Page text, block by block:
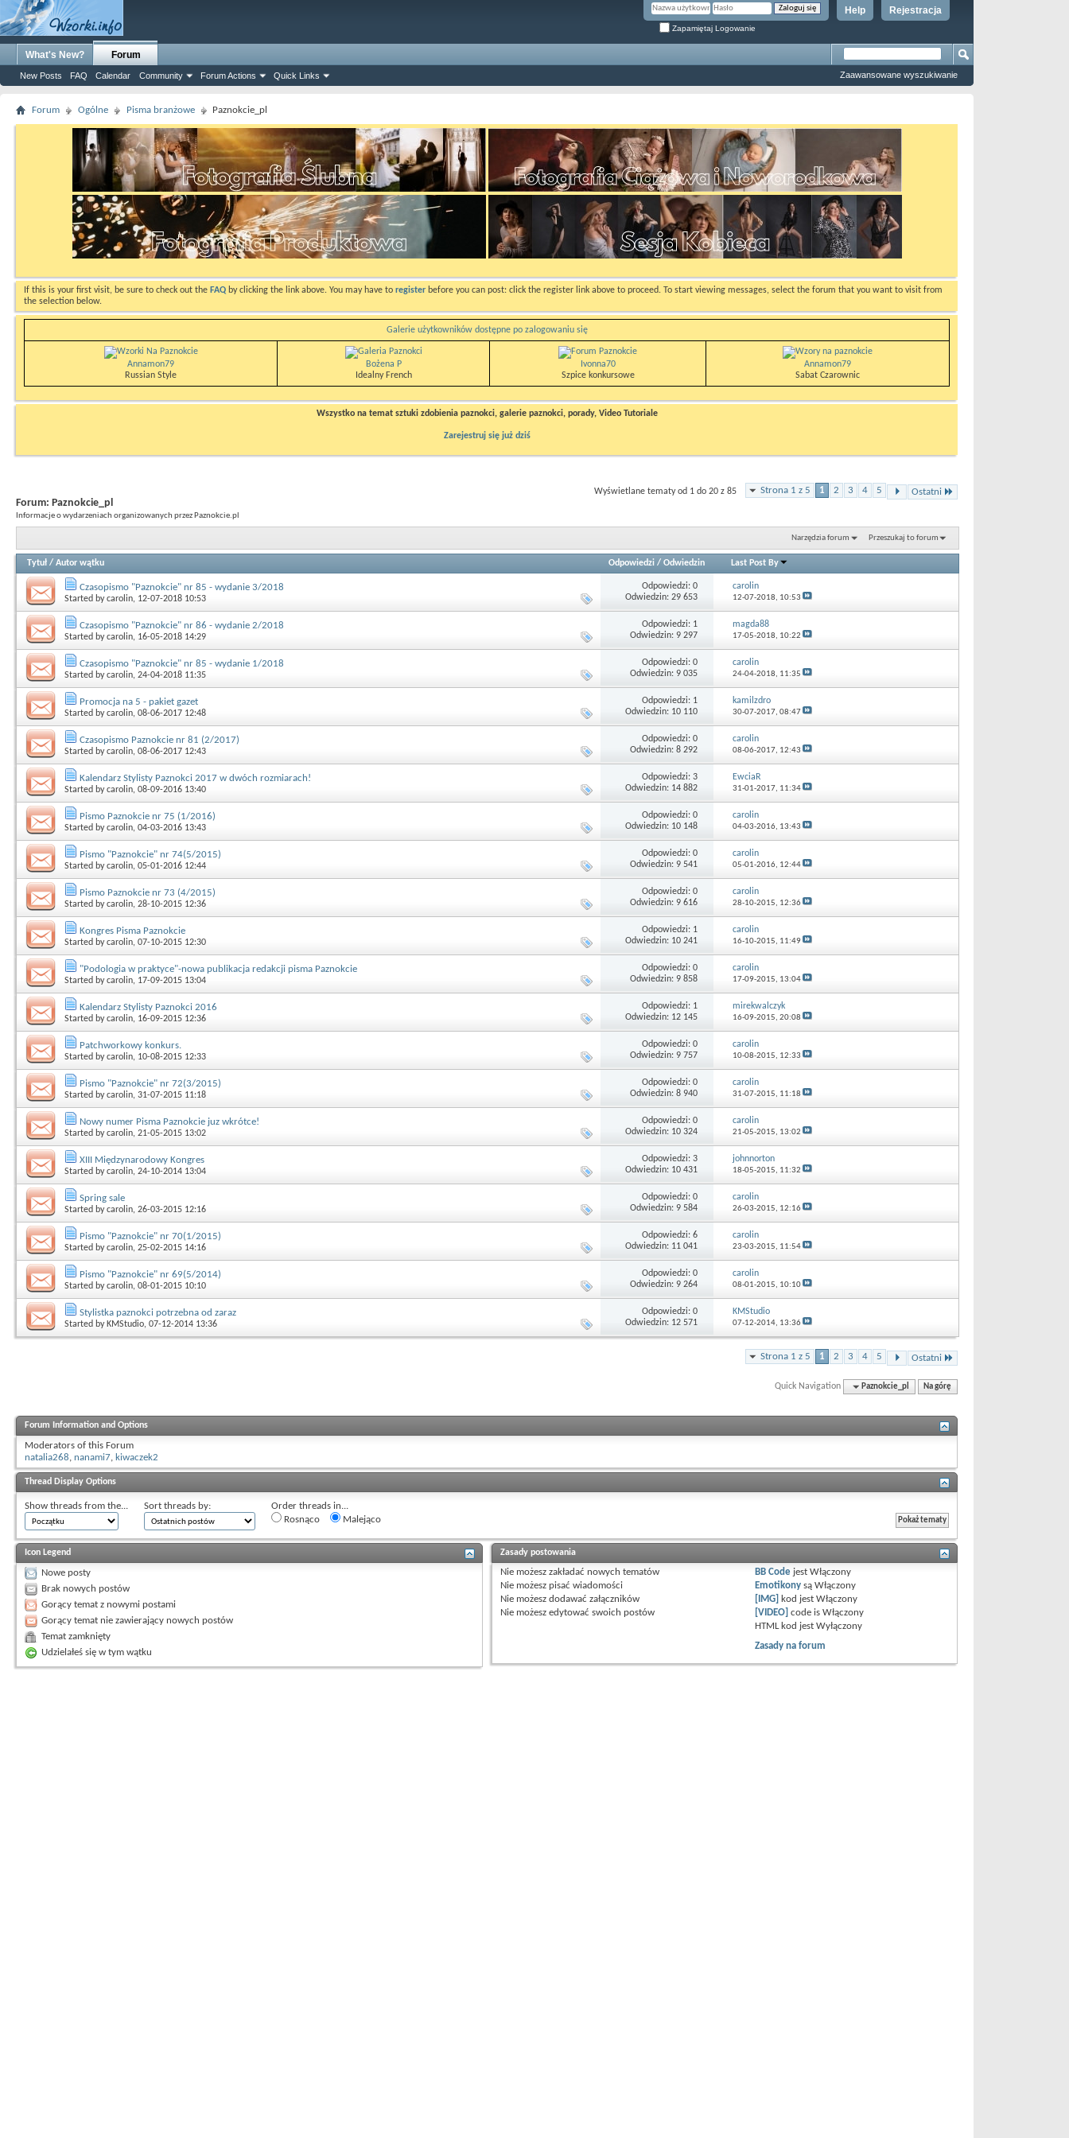
Rejestracja
Help
Zapamiętaj Logowanie
What's New? Forum
New Posts FAQ Calendar Community Forum Actions Quick Links Zaawansowane wyszukiwanie
Forum Ogólne Pisma branżowe Paznokcie_pl
If this is your first visit, be sure to check out the FAQ by clicking the link above. You may have to register before you can post: click the register link above to proceed. To start viewing messages, select the forum that you want to visit from
the selection below.
Galerie użytkowników dostępne po zalogowaniu się
Annamon79
Russian Style
Bożena P
Idealny French
Ivonna70
Szpice konkursowe
Annamon79
Sabat Czarownic
Wszystko na temat sztuki zdobienia paznokci, galerie paznokci, porady, Video Tutoriale
Zarejestruj się już dziś
Strona 1 z 5 1 2 3 4 5 Ostatni
Wyświetlane tematy od 1 do 20 z 85
Forum: Paznokcie_pl
Informacje o wydarzeniach organizowanych przez Paznokcie.pl
Narzędzia forum Przeszukaj to forum
Tytuł / Autor wątku Odpowiedzi/ Odwiedzin Last Post By
Czasopismo "Paznokcie" nr 85 - wydanie 3/2018
Started bycarolin, 12-07-2018 10:53
Odpowiedzi: 0
Odwiedzin: 29 653
carolin
12-07-2018, 10:53
Czasopismo "Paznokcie" nr 86 - wydanie 2/2018
Started bycarolin, 16-05-2018 14:29
Odpowiedzi: 1
Odwiedzin: 9 297
magda88
17-05-2018, 10:22
Czasopismo "Paznokcie" nr 85 - wydanie 1/2018
Started bycarolin, 24-04-2018 11:35
Odpowiedzi: 0
Odwiedzin: 9 035
carolin
24-04-2018, 11:35
Promocja na 5 - pakiet gazet
Started bycarolin, 08-06-2017 12:48
Odpowiedzi: 1
Odwiedzin: 10 110
kamilzdro
30-07-2017, 08:47
Czasopismo Paznokcie nr 81 (2/2017)
Started bycarolin, 08-06-2017 12:43
Odpowiedzi: 0
Odwiedzin: 8 292
carolin
08-06-2017, 12:43
Kalendarz Stylisty Paznokci 2017 w dwóch rozmiarach!
Started bycarolin, 08-09-2016 13:40
Odpowiedzi: 3
Odwiedzin: 14 882
EwciaR
31-01-2017, 11:34
Pismo Paznokcie nr 75 (1/2016)
Started bycarolin, 04-03-2016 13:43
Odpowiedzi: 0
Odwiedzin: 10 148
carolin
04-03-2016, 13:43
Pismo "Paznokcie" nr 74(5/2015)
Started bycarolin, 05-01-2016 12:44
Odpowiedzi: 0
Odwiedzin: 9 541
carolin
05-01-2016, 12:44
Pismo Paznokcie nr 73 (4/2015)
Started bycarolin, 28-10-2015 12:36
Odpowiedzi: 0
Odwiedzin: 9 616
carolin
28-10-2015, 12:36
Kongres Pisma Paznokcie
Started bycarolin, 07-10-2015 12:30
Odpowiedzi: 1
Odwiedzin: 10 241
carolin
16-10-2015, 11:49
"Podologia w praktyce"-nowa publikacja redakcji pisma Paznokcie
Started bycarolin, 17-09-2015 13:04
Odpowiedzi: 0
Odwiedzin: 9 858
carolin
17-09-2015, 13:04
Kalendarz Stylisty Paznokci 2016
Started bycarolin, 16-09-2015 12:36
Odpowiedzi: 1
Odwiedzin: 12 145
mirekwalczyk
16-09-2015, 20:08
Patchworkowy konkurs.
Started bycarolin, 10-08-2015 12:33
Odpowiedzi: 0
Odwiedzin: 9 757
carolin
10-08-2015, 12:33
Pismo "Paznokcie" nr 72(3/2015)
Started bycarolin, 31-07-2015 11:18
Odpowiedzi: 0
Odwiedzin: 8 940
carolin
31-07-2015, 11:18
Nowy numer Pisma Paznokcie juz wkrótce!
Started bycarolin, 21-05-2015 13:02
Odpowiedzi: 0
Odwiedzin: 10 324
carolin
21-05-2015, 13:02
XIII Międzynarodowy Kongres
Started bycarolin, 24-10-2014 13:04
Odpowiedzi: 3
Odwiedzin: 10 431
johnnorton
18-05-2015, 11:32
Spring sale
Started bycarolin, 26-03-2015 12:16
Odpowiedzi: 0
Odwiedzin: 9 584
carolin
26-03-2015, 12:16
Pismo "Paznokcie" nr 70(1/2015)
Started bycarolin, 25-02-2015 14:16
Odpowiedzi: 6
Odwiedzin: 11 041
carolin
23-03-2015, 11:54
Pismo "Paznokcie" nr 69(5/2014)
Started bycarolin, 08-01-2015 10:10
Odpowiedzi: 0
Odwiedzin: 9 264
carolin
08-01-2015, 10:10
Stylistka paznokci potrzebna od zaraz
Started by KMStudio, 07-12-2014 13:36
Odpowiedzi: 0
Odwiedzin: 12 571
KMStudio
07-12-2014, 13:36
Strona 1 z 5 1 2 3 4 5 Ostatni
Quick Navigation Paznokcie_pl Na górę
Forum Information and Options
Moderators of this Forum
natalia268, nanami7, kiwaczek2
Thread Display Options
Show threads from the... Sort threads by:
Order threads in...
Rosnąco
Malejąco
Icon Legend
Nowe posty
Brak nowych postów
Gorący temat z nowymi postami
Gorący temat nie zawierający nowych postów
Temat zamknięty
Udzielałeś się w tym wątku
Zasady postowania
Nie możeszzakładać nowych tematów
Nie możeszpisać wiadomości
Nie możeszdodawać załączników
Nie możeszedytować swoich postów
BB Code jestWłączony
Emotikony sąWłączony
[IMG] kod jestWłączony
[VIDEO] code isWłączony
HTML kod jestWyłączony
Zasady na forum